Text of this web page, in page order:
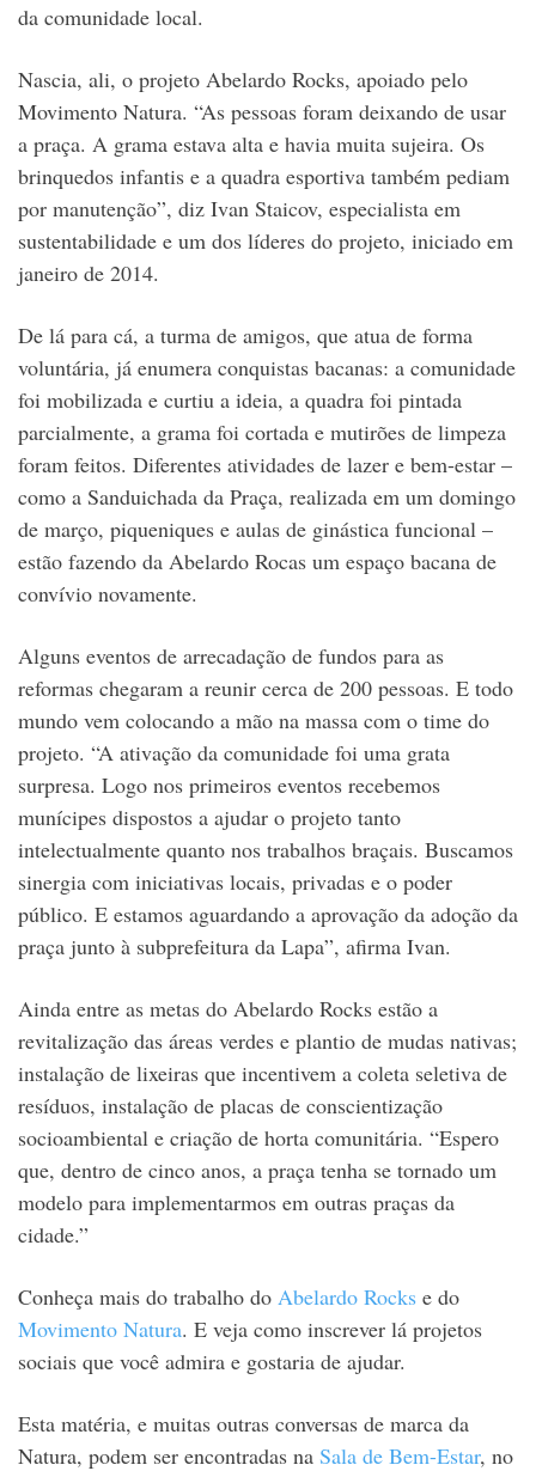
da comunidade local.
Nascia, ali, o projeto Abelardo Rocks, apoiado pelo
Movimento Natura. “As pessoas foram deixando de usar
a praça. A grama estava alta e havia muita sujeira. Os
brinquedos infantis e a quadra esportiva também pediam
por manutenção”, diz Ivan Staicov, especialista em
sustentabilidade e um dos líderes do projeto, iniciado em
janeiro de 2014.
De lá para cá, a turma de amigos, que atua de forma
voluntária, já enumera conquistas bacanas: a comunidade
foi mobilizada e curtiu a ideia, a quadra foi pintada
parcialmente, a grama foi cortada e mutirões de limpeza
foram feitos. Diferentes atividades de lazer e bem-estar –
como a Sanduichada da Praça, realizada em um domingo
de março, piqueniques e aulas de ginástica funcional –
estão fazendo da Abelardo Rocas um espaço bacana de
convívio novamente.
Alguns eventos de arrecadação de fundos para as
reformas chegaram a reunir cerca de 200 pessoas. E todo
mundo vem colocando a mão na massa com o time do
projeto. “A ativação da comunidade foi uma grata
surpresa. Logo nos primeiros eventos recebemos
munícipes dispostos a ajudar o projeto tanto
intelectualmente quanto nos trabalhos braçais. Buscamos
sinergia com iniciativas locais, privadas e o poder
público. E estamos aguardando a aprovação da adoção da
praça junto à subprefeitura da Lapa”, afirma Ivan.
Ainda entre as metas do Abelardo Rocks estão a
revitalização das áreas verdes e plantio de mudas nativas;
instalação de lixeiras que incentivem a coleta seletiva de
resíduos, instalação de placas de conscientização
socioambiental e criação de horta comunitária. “Espero
que, dentro de cinco anos, a praça tenha se tornado um
modelo para implementarmos em outras praças da
cidade.”
Conheça mais do trabalho do Abelardo Rocks e do
Movimento Natura. E veja como inscrever lá projetos
sociais que você admira e gostaria de ajudar.
Esta matéria, e muitas outras conversas de marca da
Natura, podem ser encontradas na Sala de Bem-Estar, no